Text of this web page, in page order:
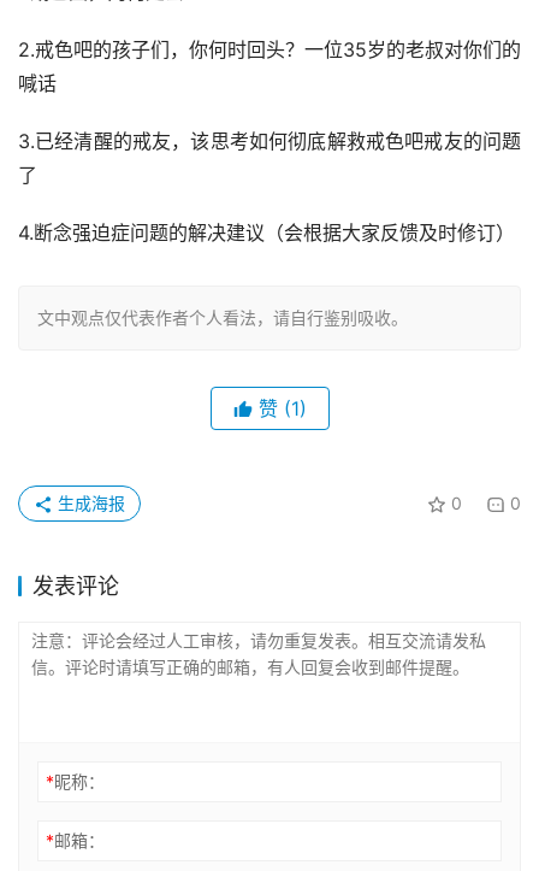
2.戒色吧的孩子们，你何时回头？一位35岁的老叔对你们的
喊话
3.已经清醒的戒友，该思考如何彻底解救戒色吧戒友的问题
了
4.断念强迫症问题的解决建议（会根据大家反馈及时修订）
文中观点仅代表作者个人看法，请自行鉴别吸收。
赞 (1)
0 0
生成海报
发表评论
*昵称：
*邮箱：